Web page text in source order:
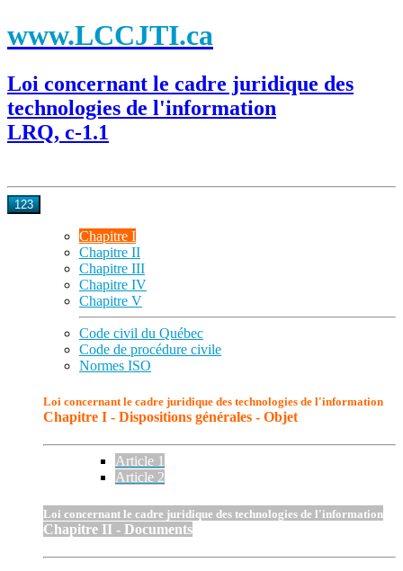
www.LCCJTI.ca
Loi concernant le cadre juridique des
technologies de l'information
LRQ, c-1.1
123
Chapitre I
Chapitre II
Chapitre III
Chapitre IV
Chapitre V
Code civil du Québec
Code de procédure civile
Normes ISO
Loi concernant le cadre juridique des technologies de l'information
Chapitre I - Dispositions générales - Objet
Article 1
Article 2
Loi concernant le cadre juridique des technologies de l'information
Chapitre II - Documents